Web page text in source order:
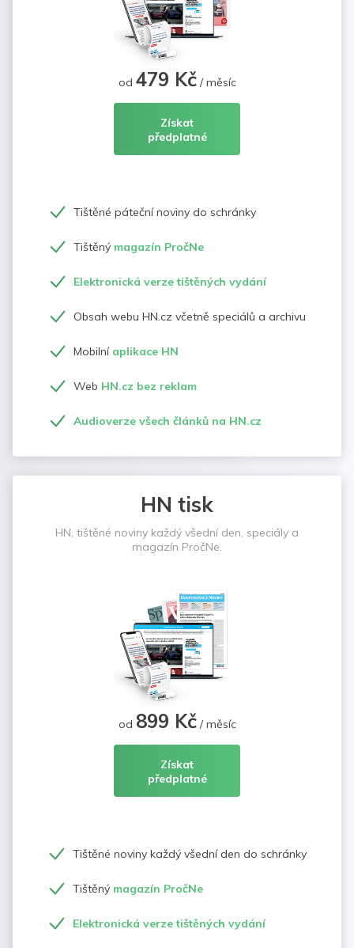
od 479 Kč/ měsíc
Získat
předplatné
Tištěné páteční noviny do schránky
Tištěný magazín PročNe
Elektronická verze tištěných vydání
Obsah webu HN.cz včetně speciálů a archivu
Mobilní aplikace HN
Web HN.cz bez reklam
Audioverze všech článků na HN.cz
HN tisk
HN, tištěné noviny každý všední den, speciály a
magazín PročNe.
od 899 Kč/ měsíc
Získat
předplatné
Tištěné noviny každý všední den do schránky
Tištěný magazín PročNe
Elektronická verze tištěných vydání